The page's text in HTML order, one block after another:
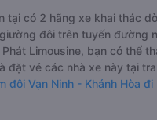
tại có 2 hãng xe khai thác
đôi trên tuyến đường
Phát Limousine, bạn có thể
đặt vé các nhà xe này tại
đôi Vạn Ninh - Khánh Hòa đi